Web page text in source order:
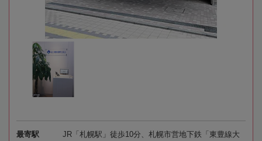
最寄駅
JR「札幌駅」徒歩10分、札幌市営地下鉄「東豊線大